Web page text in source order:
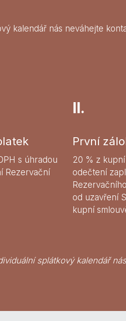
kalendář nás neváhejte
s úhradou
Rezervační
II.
První
20 % z
odečtení
od uzavření
kupní
splátkový kalendář